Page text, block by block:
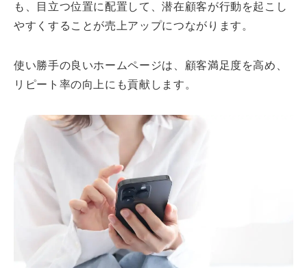
も、目立つ位置に配置して、潜在顧客が行動を起こし
やすくすることが売上アップにつながります。
使い勝手の良いホームページは、顧客満足度を高め、
リピート率の向上にも貢献します。